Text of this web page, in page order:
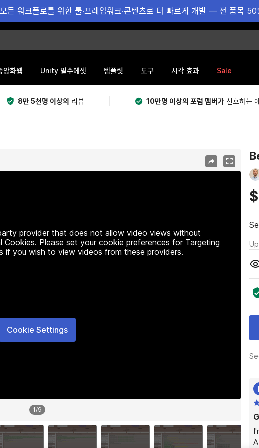
모든 워크플로를 위한 툴·프레임워크·콘텐츠로 더 빠르게 개발 — 전 품목
앙화웹 Unity 필수에셋 템플릿 도구 시각 효과 Sale
8만 5천명 이상의 리뷰 10만명 이상의 포럼 멤버가 선호하는
provider that does not allow video views without
Please set your cookie preferences for Targeting
if you wish to view videos from these providers.
Cookie Settings
1/9